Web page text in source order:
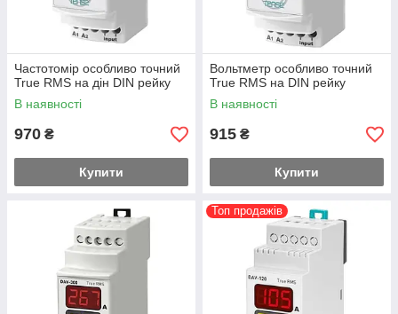
Частотомір особливо точний
True RMS на дін DIN рейку
В наявності
970 ₴
Купити
Вольтметр особливо точний
True RMS на DIN рейку
В наявності
915 ₴
Купити
Топ продажів